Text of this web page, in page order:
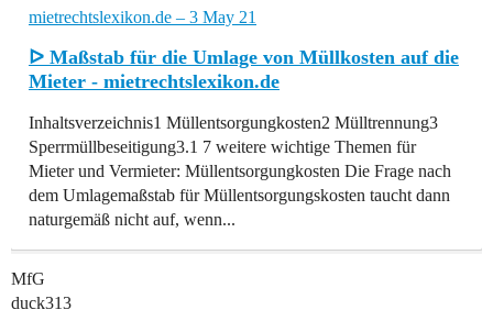
mietrechtslexikon.de – 3 May 21
ᐅ Maßstab für die Umlage von Müllkosten auf die
Mieter - mietrechtslexikon.de
Inhaltsverzeichnis1 Müllentsorgungkosten2 Mülltrennung3
Sperrmüllbeseitigung3.1 7 weitere wichtige Themen für
Mieter und Vermieter: Müllentsorgungkosten Die Frage nach
dem Umlagemaßstab für Müllentsorgungskosten taucht dann
naturgemäß nicht auf, wenn...
MfG
duck313